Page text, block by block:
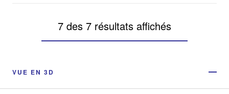
7 des 7 résultats affichés
VUE EN 3D